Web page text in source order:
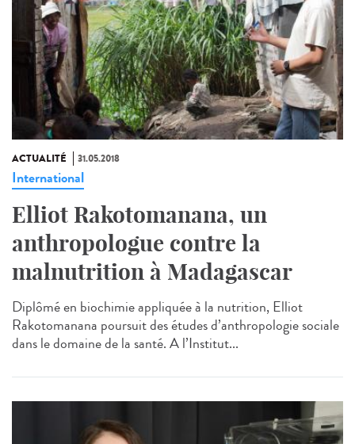
ACTUALITÉ 31.05.2018
International
Elliot Rakotomanana, un
anthropologue contre la
malnutrition à Madagascar
Diplômé en biochimie appliquée à la nutrition, Elliot
Rakotomanana poursuit des études d’anthropologie sociale
dans le domaine de la santé. A l’Institut...